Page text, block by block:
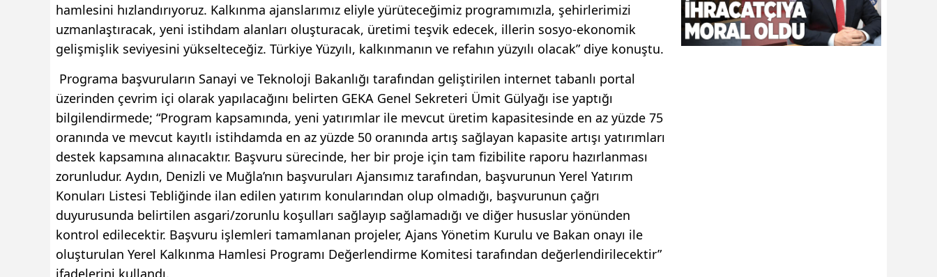
hamlesini hızlandırıyoruz. Kalkınma ajanslarımız eliyle yürüteceğimiz programımızla, şehirlerimizi
uzmanlaştıracak, yeni istihdam alanları oluşturacak, üretimi teşvik edecek, illerin sosyo-ekonomik
gelişmişlik seviyesini yükselteceğiz. Türkiye Yüzyılı, kalkınmanın ve refahın yüzyılı olacak” diye konuştu.
Programa başvuruların Sanayi ve Teknoloji Bakanlığı tarafından geliştirilen internet tabanlı portal
üzerinden çevrim içi olarak yapılacağını belirten GEKA Genel Sekreteri Ümit Gülyağı ise yaptığı
bilgilendirmede; “Program kapsamında, yeni yatırımlar ile mevcut üretim kapasitesinde en az yüzde 75
oranında ve mevcut kayıtlı istihdamda en az yüzde 50 oranında artış sağlayan kapasite artışı yatırımları
destek kapsamına alınacaktır. Başvuru sürecinde, her bir proje için tam fizibilite raporu hazırlanması
zorunludur. Aydın, Denizli ve Muğla’nın başvuruları Ajansımız tarafından, başvurunun Yerel Yatırım
Konuları Listesi Tebliğinde ilan edilen yatırım konularından olup olmadığı, başvurunun çağrı
duyurusunda belirtilen asgari/zorunlu koşulları sağlayıp sağlamadığı ve diğer hususlar yönünden
kontrol edilecektir. Başvuru işlemleri tamamlanan projeler, Ajans Yönetim Kurulu ve Bakan onayı ile
oluşturulan Yerel Kalkınma Hamlesi Programı Değerlendirme Komitesi tarafından değerlendirilecektir”
ifadelerini kullandı.